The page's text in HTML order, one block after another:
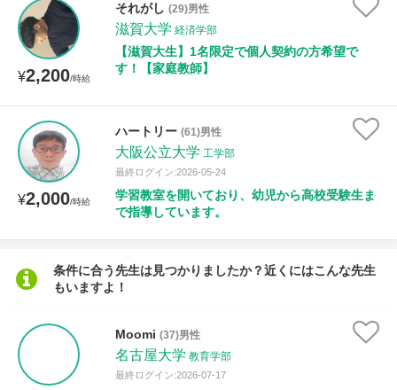
¥2,200/時給
それがし (29)男性
滋賀大学 経済学部
【滋賀大生】1名限定で個人契約の方希望で
す！【家庭教師】
¥2,000/時給
ハートリー (61)男性
大阪公立大学 工学部
最終ログイン:2026-05-24
学習教室を開いており、幼児から高校受験生ま
で指導しています。
条件に合う先生は見つかりましたか？近くにはこんな先生
もいますよ！
Moomi (37)男性
名古屋大学 教育学部
最終ログイン:2026-07-17
距離：15km以内
年齢：18-101歳
性別